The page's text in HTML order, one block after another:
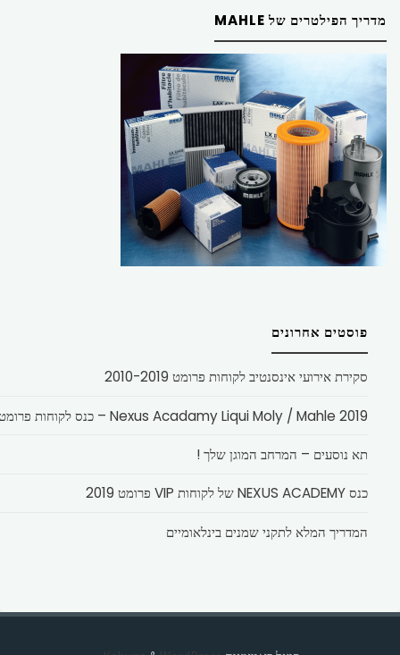
מדריך הפילטרים של MAHLE
פוסטים אחרונים
סקירת אירועי אינסנטיב לקוחות פרומט 2010-2019
Nexus Acadamy Liqui Moly / Mahle 2019 – כנס לקוחות פרומט
תא נוסעים – המרחב המוגן שלך !
כנס NEXUS ACADEMY של לקוחות VIP פרומט 2019
המדריך המלא לתקני שמנים בינלאומיים